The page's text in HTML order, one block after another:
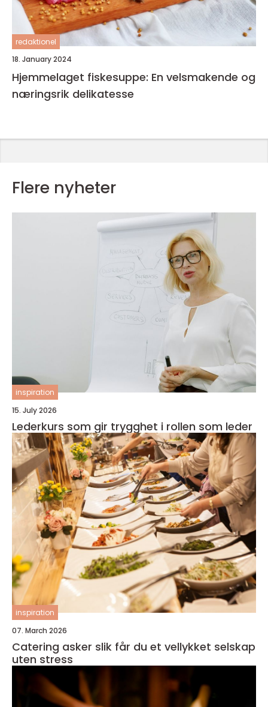
redaktionel
18. January 2024
Hjemmelaget fiskesuppe: En velsmakende og
næringsrik delikatesse
Flere nyheter
inspiration
15. July 2026
Lederkurs som gir trygghet i rollen som leder
inspiration
07. March 2026
Catering asker slik får du et vellykket selskap
uten stress